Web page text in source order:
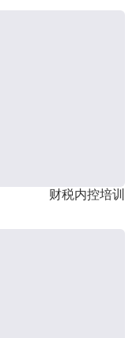
财税内控培训